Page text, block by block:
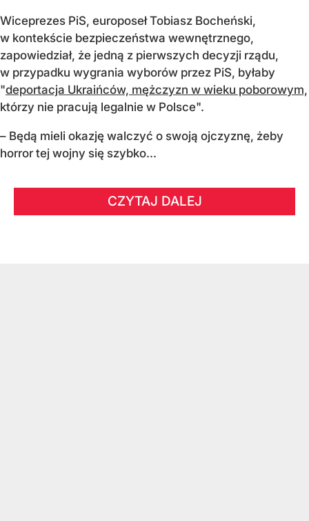
Wiceprezes PiS, europoseł Tobiasz Bocheński,
w kontekście bezpieczeństwa wewnętrznego,
zapowiedział, że jedną z pierwszych decyzji rządu,
w przypadku wygrania wyborów przez PiS, byłaby
"deportacja Ukraińców, mężczyzn w wieku poborowym,
którzy nie pracują legalnie w Polsce".
– Będą mieli okazję walczyć o swoją ojczyznę, żeby
horror tej wojny się szybko...
CZYTAJ DALEJ